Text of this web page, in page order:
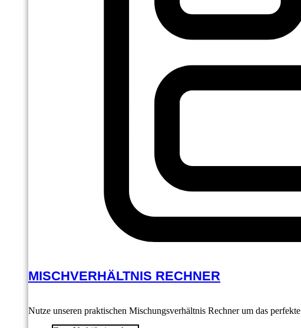
MISCHVERHÄLTNIS RECHNER
Nutze unseren praktischen Mischungsverhältnis Rechner um das